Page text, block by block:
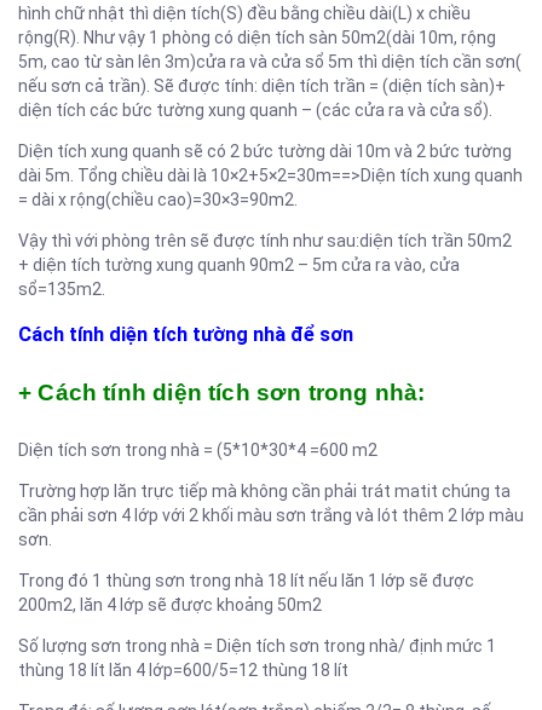
hình chữ nhật thì diện tích(S) đều bằng chiều dài(L) x chiều
rộng(R). Như vậy 1 phòng có diện tích sàn 50m2(dài 10m, rộng
5m, cao từ sàn lên 3m)cửa ra và cửa sổ 5m thì diện tích cần sơn(
nếu sơn cả trần). Sẽ được tính: diện tích trần = (diện tích sàn)+
diện tích các bức tường xung quanh – (các cửa ra và cửa sổ).
Diện tích xung quanh sẽ có 2 bức tường dài 10m và 2 bức tường
dài 5m. Tổng chiều dài là 10×2+5×2=30m==>Diện tích xung quanh
= dài x rộng(chiều cao)=30×3=90m2.
Vậy thì với phòng trên sẽ được tính như sau:diện tích trần 50m2
+ diện tích tường xung quanh 90m2 – 5m cửa ra vào, cửa
sổ=135m2.
Cách tính diện tích tường nhà để sơn
+ Cách tính diện tích sơn trong nhà:
Diện tích sơn trong nhà = (5*10*30*4 =600 m2
Trường hợp lăn trực tiếp mà không cần phải trát matit chúng ta
cần phải sơn 4 lớp với 2 khối màu sơn trắng và lót thêm 2 lớp màu
sơn.
Trong đó 1 thùng sơn trong nhà 18 lít nếu lăn 1 lớp sẽ được
200m2, lăn 4 lớp sẽ được khoảng 50m2
Số lượng sơn trong nhà = Diện tích sơn trong nhà/ định mức 1
thùng 18 lít lăn 4 lớp=600/5=12 thùng 18 lít